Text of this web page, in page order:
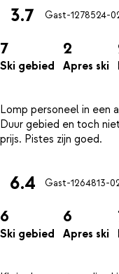
3.7 Gast-1278524-
7
Ski gebied
2
Apres ski
Lomp personeel in een
Duur gebied en toch
6.4 Gast-1264813-
6
Ski gebied
6
Apres ski